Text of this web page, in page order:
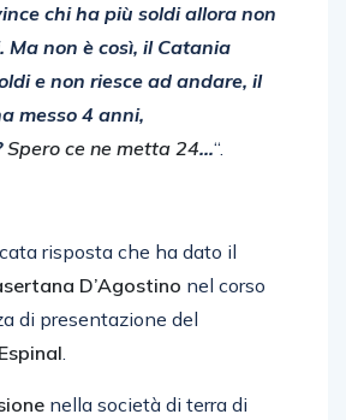
chi ha più soldi allora non
Ma non è così, il Catania
e non riesce ad andare, il
messo 4 anni,
Spero ce ne metta 24…“.
risposta che ha dato il
D’Agostino nel corso
di presentazione del
.
nella società di terra di